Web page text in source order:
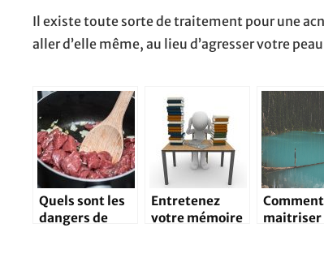
Il existe toute sorte de traitement pour une
aller d’elle même, au lieu d’agresser votre
Quels sont les
dangers de
Entretenez
votre mémoire
Comment
maitriser